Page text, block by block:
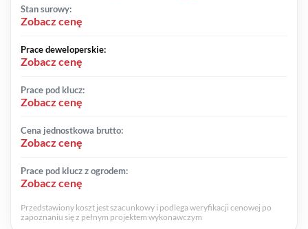
Stan surowy:
Zobacz cenę
Prace deweloperskie:
Zobacz cenę
Prace pod klucz:
Zobacz cenę
Cena jednostkowa brutto:
Zobacz cenę
Prace pod klucz z ogrodem:
Zobacz cenę
Przedstawiony koszt jest szacunkowy i podlega weryfikacji cenowej po
zapoznaniu się z pełnym projektem wykonawczym